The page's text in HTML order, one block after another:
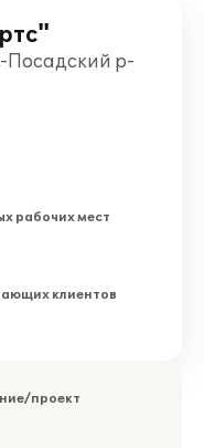
Посадский р-
рабочих мест
клиентов
проект